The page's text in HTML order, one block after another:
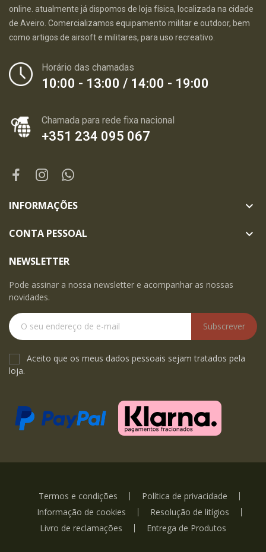
online. atualmente já dispomos de loja física, localizada na cidade
de Aveiro. Comercializamos equipamento militar e outdoor, bem
como artigos de airsoft e militares, para uso recreativo.
Horário das chamadas
10:00 - 13:00 / 14:00 - 19:00
Chamada para rede fixa nacional
+351 234 095 067
INFORMAÇÕES 
CONTA PESSOAL 
NEWSLETTER
Pode assinar a nossa newsletter e acompanhar as nossas
novidades.
Subscrever
Aceito que os meus dados pessoais sejam tratados pela
loja.
Termos e condições
Política de privacidade
Informação de cookies
Resolução de litígios
Livro de reclamações
Entrega de Produtos